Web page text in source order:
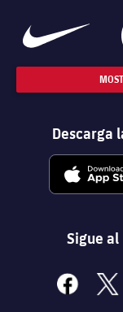
Descarga
Sigue al
facebook
x